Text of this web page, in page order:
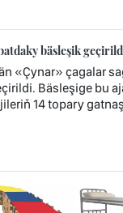
bäsleşik
«Çynar» çagalar
Bäsleşige bu
14 topary